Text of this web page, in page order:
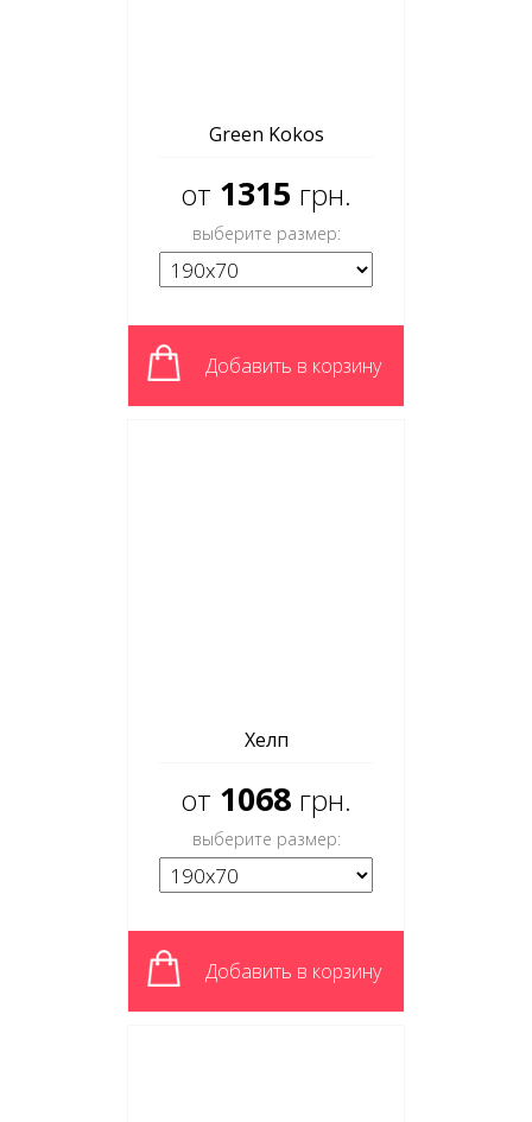
Green Kokos
от 1315 грн.
выберите размер:
Добавить в корзину
Хелп
от 1068 грн.
выберите размер:
Добавить в корзину